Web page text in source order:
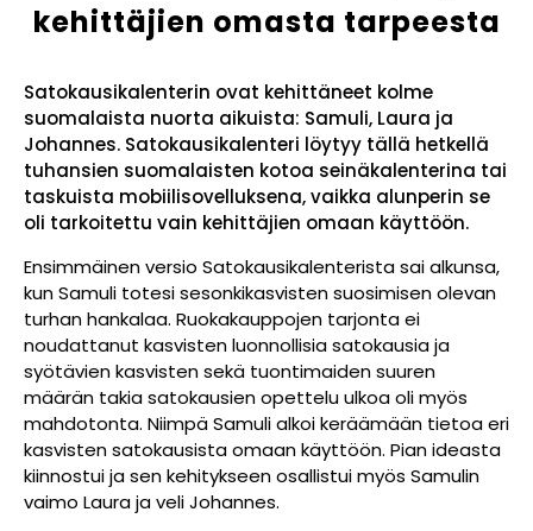
kehittäjien omasta tarpeesta
Satokausikalenterin ovat kehittäneet kolme
suomalaista nuorta aikuista: Samuli, Laura ja
Johannes. Satokausikalenteri löytyy tällä hetkellä
tuhansien suomalaisten kotoa seinäkalenterina tai
taskuista mobiilisovelluksena, vaikka alunperin se
oli tarkoitettu vain kehittäjien omaan käyttöön.
Ensimmäinen versio Satokausikalenterista sai alkunsa,
kun Samuli totesi sesonkikasvisten suosimisen olevan
turhan hankalaa. Ruokakauppojen tarjonta ei
noudattanut kasvisten luonnollisia satokausia ja
syötävien kasvisten sekä tuontimaiden suuren
määrän takia satokausien opettelu ulkoa oli myös
mahdotonta. Niimpä Samuli alkoi keräämään tietoa eri
kasvisten satokausista omaan käyttöön. Pian ideasta
kiinnostui ja sen kehitykseen osallistui myös Samulin
vaimo Laura ja veli Johannes.